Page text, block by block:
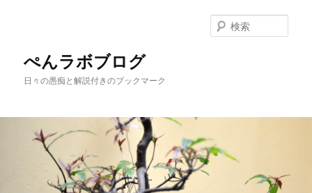
ぺんラボブログ
日々の愚痴と解説付きのブックマーク
索